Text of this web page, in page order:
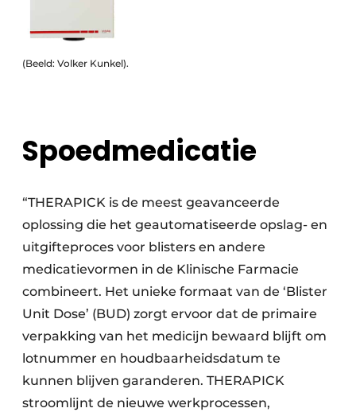
(Beeld: Volker Kunkel).
Spoedmedicatie
“THERAPICK is de meest geavanceerde
oplossing die het geautomatiseerde opslag- en
uitgifteproces voor blisters en andere
medicatievormen in de Klinische Farmacie
combineert. Het unieke formaat van de ‘Blister
Unit Dose’ (BUD) zorgt ervoor dat de primaire
verpakking van het medicijn bewaard blijft om
lotnummer en houdbaarheidsdatum te
kunnen blijven garanderen. THERAPICK
stroomlijnt de nieuwe werkprocessen,